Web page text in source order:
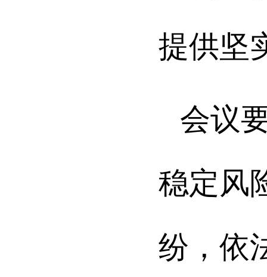
提供坚
会议
稳定风
纷，依